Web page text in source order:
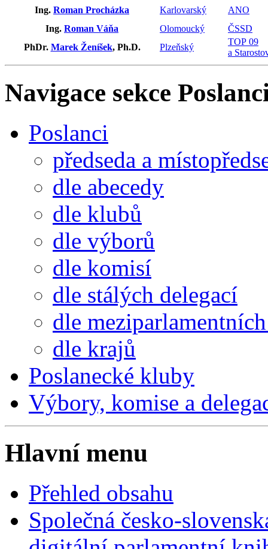
Ing. Roman Procházka Karlovarský
ANO
Ing. Roman Váňa Olomoucký
ČSSD
PhDr. Marek Ženíšek, Ph.D. Plzeňský
TOP 09
a
Navigace sekce
Poslanci
předseda a
dle abecedy
dle klubů
dle výborů
dle komisí
dle stálých delegací
dle
dle krajů
Poslanecké kluby
Výbory, komise a
Hlavní menu
Přehled obsahu
Společná česko-